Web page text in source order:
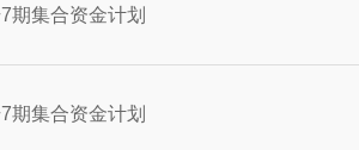
期集合资金计划
期集合资金计划